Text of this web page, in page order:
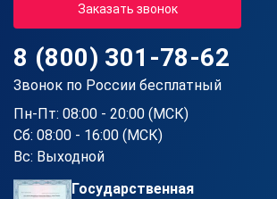
Заказать звонок
8 (800) 301-78-62
Звонок по России бесплатный
Пн-Пт: 08:00 - 20:00 (МСК)
Сб: 08:00 - 16:00 (МСК)
Вс: Выходной
Государственная